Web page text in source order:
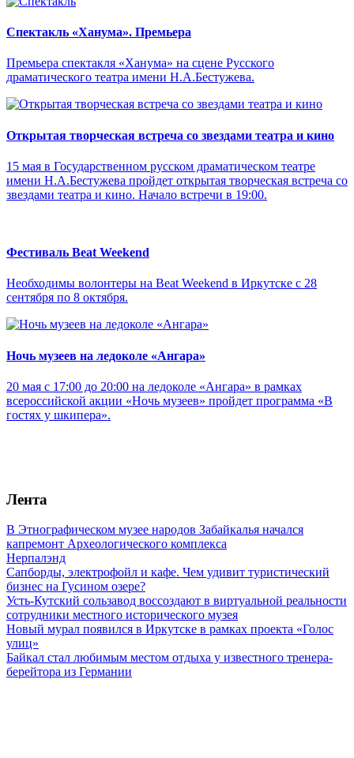
Спектакль «Ханума». Премьера
Премьера спектакля «Ханума» на сцене Русского
драматического театра имени Н.А.Бестужева.
Открытая творческая встреча со звездами театра и кино
15 мая в Государственном русском драматическом театре
имени Н.А.Бестужева пройдет открытая творческая встреча со
звездами театра и кино. Начало встречи в 19:00.
Фестиваль Beat Weekend
Необходимы волонтеры на Beat Weekend в Иркутске с 28
сентября по 8 октября.
Ночь музеев на ледоколе «Ангара»
20 мая с 17:00 до 20:00 на ледоколе «Ангара» в рамках
всероссийской акции «Ночь музеев» пройдет программа «В
гостях у шкипера».
Лента
В Этнографическом музее народов Забайкалья начался
капремонт Археологического комплекса
Нерпалэнд
Сапборды, электрофойл и кафе. Чем удивит туристический
бизнес на Гусином озере?
Усть-Кутский сользавод воссоздают в виртуальной реальности
сотрудники местного исторического музея
Новый мурал появился в Иркутске в рамках проекта «Голос
улиц»
Байкал стал любимым местом отдыха у известного тренера-
берейтора из Германии